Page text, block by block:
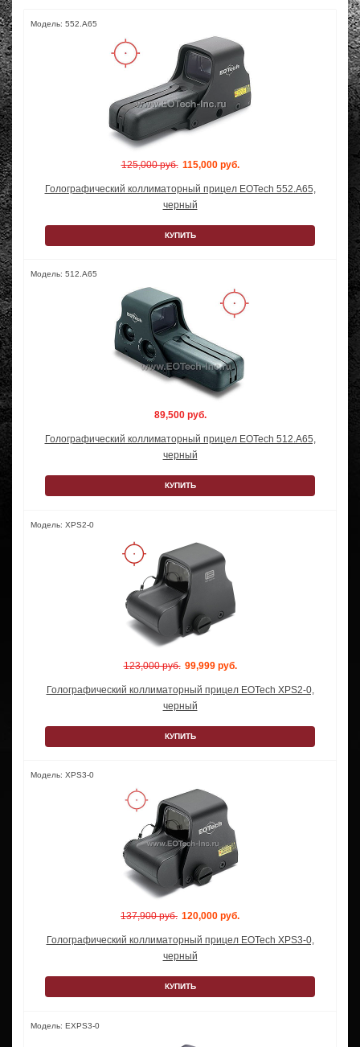
Модель: 552.A65
125,000 руб. 115,000 руб.
Голографический коллиматорный прицел EOTech 552.A65,
черный
КУПИТЬ
Модель: 512.A65
89,500 руб.
Голографический коллиматорный прицел EOTech 512.A65,
черный
КУПИТЬ
Модель: XPS2-0
123,000 руб. 99,999 руб.
Голографический коллиматорный прицел EOTech XPS2-0,
черный
КУПИТЬ
Модель: XPS3-0
137,900 руб. 120,000 руб.
Голографический коллиматорный прицел EOTech XPS3-0,
черный
КУПИТЬ
Модель: EXPS3-0